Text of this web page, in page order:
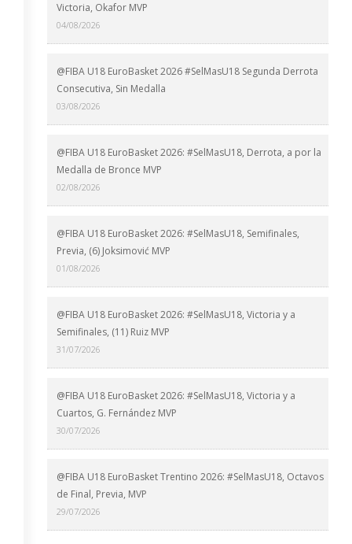
Victoria, Okafor MVP
04/08/2026
@FIBA U18 EuroBasket 2026 #SelMasU18 Segunda Derrota
Consecutiva, Sin Medalla
03/08/2026
@FIBA U18 EuroBasket 2026: #SelMasU18, Derrota, a por la
Medalla de Bronce MVP
02/08/2026
@FIBA U18 EuroBasket 2026: #SelMasU18, Semifinales,
Previa, (6) Joksimović MVP
01/08/2026
@FIBA U18 EuroBasket 2026: #SelMasU18, Victoria y a
Semifinales, (11) Ruiz MVP
31/07/2026
@FIBA U18 EuroBasket 2026: #SelMasU18, Victoria y a
Cuartos, G. Fernández MVP
30/07/2026
@FIBA U18 EuroBasket Trentino 2026: #SelMasU18, Octavos
de Final, Previa, MVP
29/07/2026